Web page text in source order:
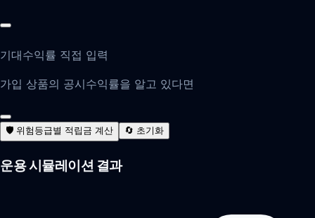
기대수익률 직접 입력
가입 상품의 공시수익률을 알고 있다면
🛡️ 위험등급별 적립금 계산 🔄 초기화
운용 시뮬레이션 결과